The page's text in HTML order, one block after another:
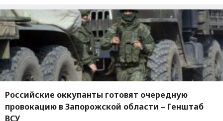
Российские оккупанты готовят очередную
провокацию в Запорожской области – Генштаб
ВСУ